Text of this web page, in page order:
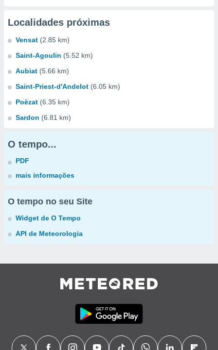
Localidades próximas
Vensat (2.85 km)
Saint-Agoulin (5.52 km)
Aubiat (5.66 km)
Saint-Priest-d'Andelot (6.05 km)
Poëzat (6.35 km)
Sardon (6.81 km)
O tempo...
PDF
mais informações
O tempo no seu Site
Widget de O Tempo
API de Meteorologia